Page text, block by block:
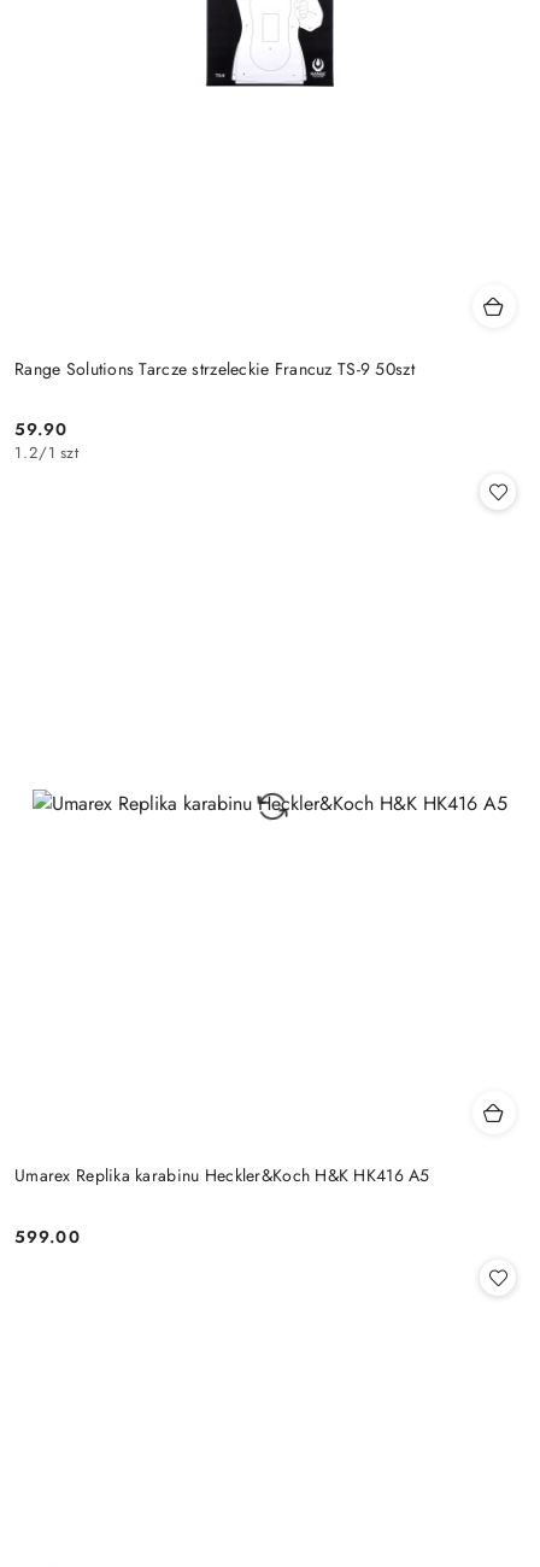
Range Solutions Tarcze strzeleckie Francuz TS-9 50szt
Cena:
59.90
1.2/1 szt
Umarex Replika karabinu Heckler&Koch H&K HK416 A5
Cena:
599.00